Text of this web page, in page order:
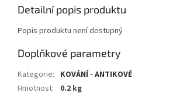
Detailní popis produktu
Popis produktu není dostupný
Doplňkové parametry
Kategorie: KOVÁNÍ - ANTIKOVÉ
Hmotnost: 0.2 kg